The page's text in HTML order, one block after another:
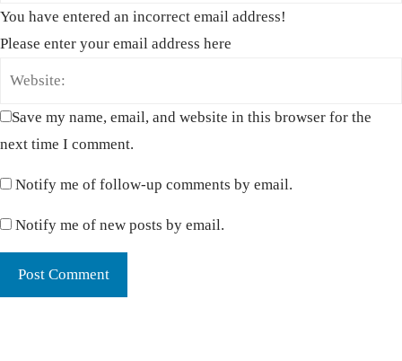
You have entered an incorrect email address!
Please enter your email address here
Save my name, email, and website in this browser for the
next time I comment.
Notify me of follow-up comments by email.
Notify me of new posts by email.